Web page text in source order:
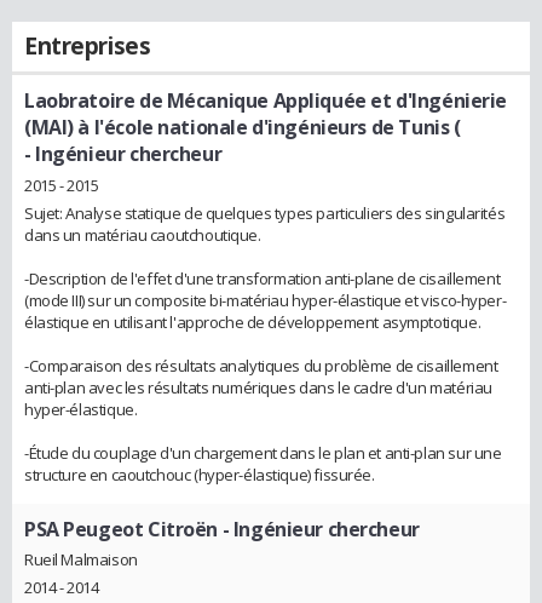
Entreprises
Laobratoire de Mécanique Appliquée et d'Ingénierie
(MAI) à l'école nationale d'ingénieurs de Tunis (
- Ingénieur chercheur
2015 - 2015
Sujet: Analyse statique de quelques types particuliers des singularités
dans un matériau caoutchoutique.
-Description de l'effet d'une transformation anti-plane de cisaillement
(mode III) sur un composite bi-matériau hyper-élastique et visco-hyper-
élastique en utilisant l'approche de développement asymptotique.
-Comparaison des résultats analytiques du problème de cisaillement
anti-plan avec les résultats numériques dans le cadre d'un matériau
hyper-élastique.
-Étude du couplage d'un chargement dans le plan et anti-plan sur une
structure en caoutchouc (hyper-élastique) fissurée.
PSA Peugeot Citroën - Ingénieur chercheur
Rueil Malmaison
2014 - 2014